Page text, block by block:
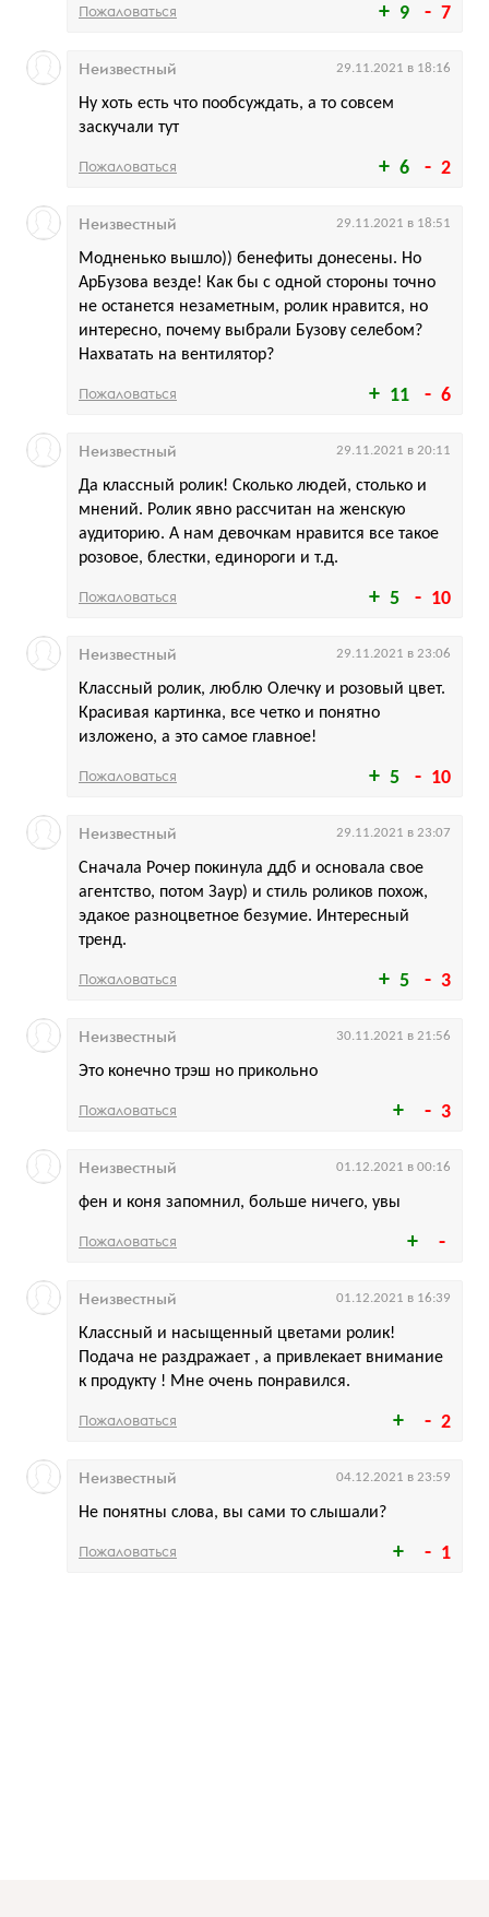
9 7
Пожаловаться
6 2
Ну хоть есть что пообсуждать, а то совсем
заскучали тут
Неизвестный 29.11.2021 в 18:16
Пожаловаться
11 6
Модненько вышло)) бенефиты донесены. Но
АрБузова везде! Как бы с одной стороны точно
не останется незаметным, ролик нравится, но
интересно, почему выбрали Бузову селебом?
Нахватать на вентилятор?
Неизвестный 29.11.2021 в 18:51
Пожаловаться
5 10
Да классный ролик! Сколько людей, столько и
мнений. Ролик явно рассчитан на женскую
аудиторию. А нам девочкам нравится все такое
розовое, блестки, единороги и т.д.
Неизвестный 29.11.2021 в 20:11
Пожаловаться
5 10
Классный ролик, люблю Олечку и розовый цвет.
Красивая картинка, все четко и понятно
изложено, а это самое главное!
Неизвестный 29.11.2021 в 23:06
Пожаловаться
5 3
Сначала Рочер покинула ддб и основала свое
агентство, потом Заур) и стиль роликов похож,
эдакое разноцветное безумие. Интересный
тренд.
Неизвестный 29.11.2021 в 23:07
Пожаловаться
3
Это конечно трэш но прикольно
Неизвестный 30.11.2021 в 21:56
Пожаловаться
фен и коня запомнил, больше ничего, увы
Неизвестный 01.12.2021 в 00:16
Пожаловаться
2
Классный и насыщенный цветами ролик!
Подача не раздражает , а привлекает внимание
к продукту ! Мне очень понравился.
Неизвестный 01.12.2021 в 16:39
Пожаловаться
1
Не понятны слова, вы сами то слышали?
Неизвестный 04.12.2021 в 23:59
Пожаловаться